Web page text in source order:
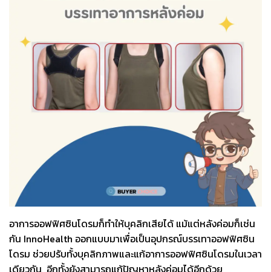
อาการออฟฟิศซินโดรมก็ทำให้บุคลิกเสียได้ แม้แต่หลังค่อมก็เช่น
กัน InnoHealth ออกแบบมาเพื่อเป็นอุปกรณ์บรรเทาออฟฟิศซิน
โดรม ช่วยปรับทั้งบุคลิกภาพและแก้อาการออฟฟิศซินโดรมในเวลา